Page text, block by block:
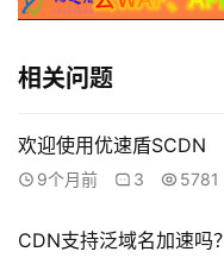
动
相关问题
欢迎使用优速盾SCDN
9个月前 3 5781
CDN支持泛域名加速吗？